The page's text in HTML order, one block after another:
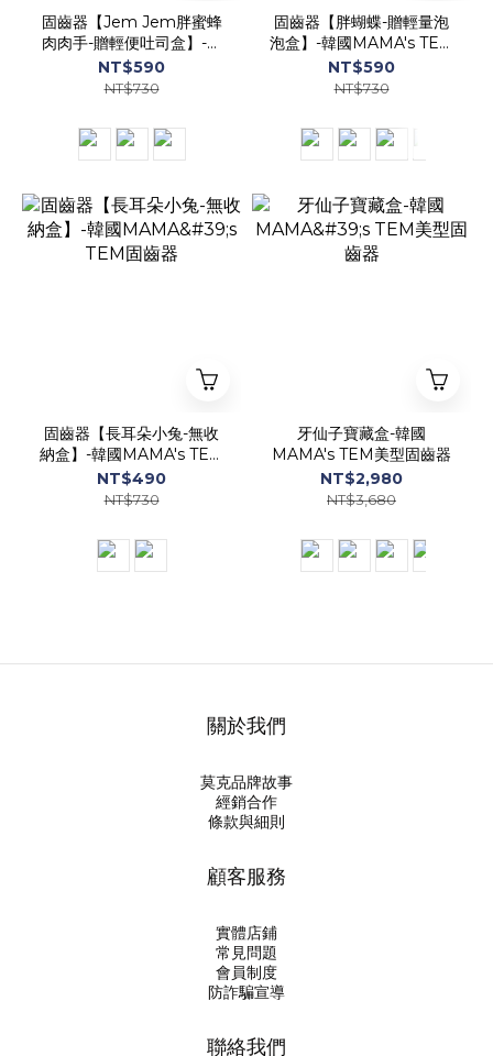
固齒器【Jem Jem胖蜜蜂
肉肉手-贈輕便吐司盒】-韓
國MAMA's TEM固齒器
NT$590
NT$730
固齒器【胖蝴蝶-贈輕量泡
泡盒】-韓國MAMA's TEM
固齒器
NT$590
NT$730
固齒器【長耳朵小兔-無收
納盒】-韓國MAMA's TEM
固齒器
NT$490
NT$730
牙仙子寶藏盒-韓國
MAMA's TEM美型固齒器
NT$2,980
NT$3,680
關於我們
莫克品牌故事
經銷合作
條款與細則
顧客服務
實體店鋪
常見問題
會員制度
防詐騙宣導
聯絡我們